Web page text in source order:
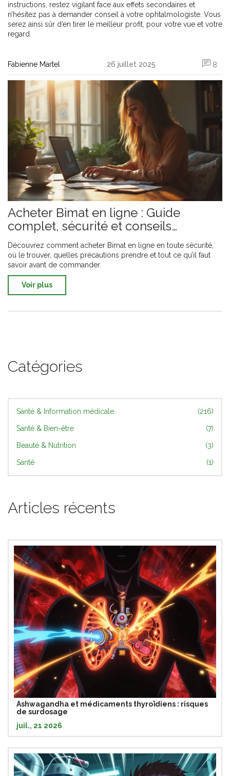
instructions, restez vigilant face aux effets secondaires et
n’hésitez pas à demander conseil à votre ophtalmologiste. Vous
serez ainsi sûr d’en tirer le meilleur profit, pour votre vue et votre
regard.
Fabienne Martel 26 juillet 2025 8
Acheter Bimat en ligne : Guide
complet, sécurité et conseils
pratiques
Découvrez comment acheter Bimat en ligne en toute sécurité,
où le trouver, quelles précautions prendre et tout ce qu’il faut
savoir avant de commander.
Voir plus
Catégories
Santé & Information médicale (216)
Santé & Bien-être (7)
Beauté & Nutrition (3)
Santé (1)
Articles récents
Ashwagandha et médicaments thyroïdiens : risques
de surdosage
juil., 21 2026